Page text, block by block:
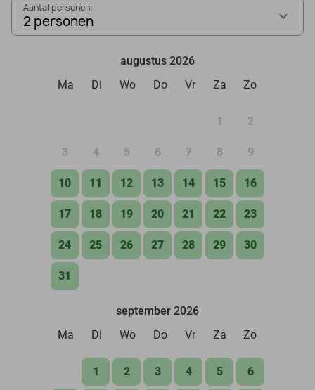
Aantal personen:
2 personen
augustus 2026
Ma
Di Wo Do Vr Za Zo
1 2
3 4 5 6 7 8 9
10 11 12 13 14 15 16
17 18 19 20 21 22 23
24 25 26 27 28 29 30
31
september 2026
Ma
Di Wo Do Vr Za Zo
1 2 3 4 5 6